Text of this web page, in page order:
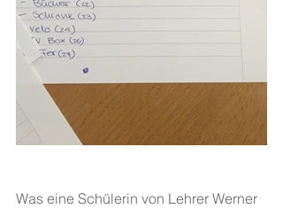
Was eine Schülerin von Lehrer Werner